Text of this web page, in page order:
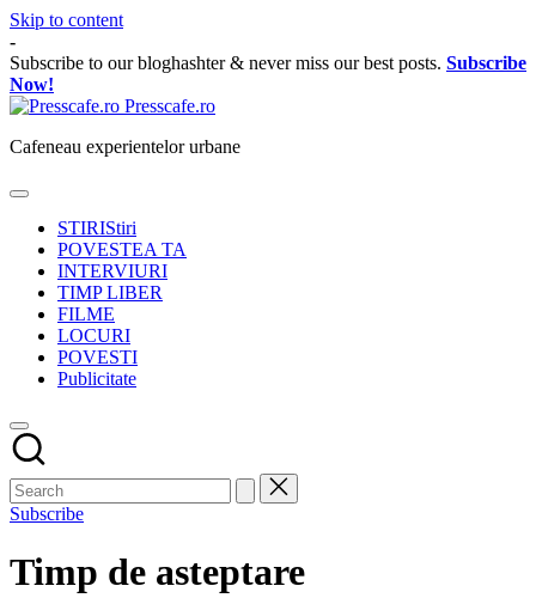
Skip to content
-
Subscribe to our bloghashter & never miss our best posts. Subscribe
Now!
Presscafe.ro
Cafeneau experientelor urbane
STIRIStiri
POVESTEA TA
INTERVIURI
TIMP LIBER
FILME
LOCURI
POVESTI
Publicitate
Subscribe
Timp de asteptare